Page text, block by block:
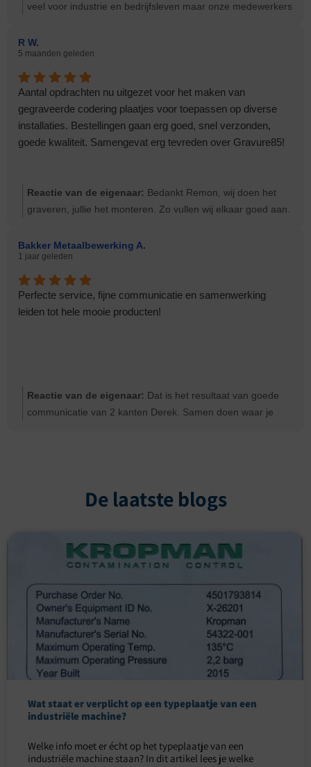
veel voor industrie en bedrijfsleven maar onze medewerkers
mooi werk. Groeten Ernst
R W.
5 maanden geleden
Aantal opdrachten nu uitgezet voor het maken van
gegraveerde codering plaatjes voor toepassen op diverse
installaties. Bestellingen gaan erg goed, snel verzonden,
goede kwaliteit. Samengevat erg tevreden over Gravure85!
Reactie van de eigenaar: Bedankt Remon, wij doen het
graveren, jullie het monteren. Zo vullen wij elkaar goed aan.
Bakker Metaalbewerking A.
1 jaar geleden
Perfecte service, fijne communicatie en samenwerking
leiden tot hele mooie producten!
Reactie van de eigenaar: Dat is het resultaat van goede
communicatie van 2 kanten Derek. Samen doen waar je
De laatste blogs
Wat staat er verplicht op een typeplaatje van een
industriële machine?
Welke info moet er écht op het typeplaatje van een
industriële machine staan? In dit artikel lees je welke